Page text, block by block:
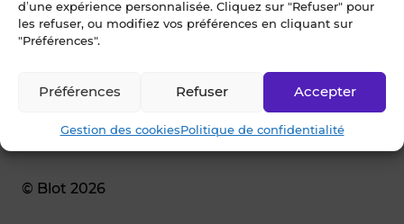
d’une expérience personnalisée. Cliquez sur "Refuser" pour
les refuser, ou modifiez vos préférences en cliquant sur
"Préférences".
Accepter
Refuser
Préférences
Gestion des cookiesPolitique de confidentialité
© Blot 2026